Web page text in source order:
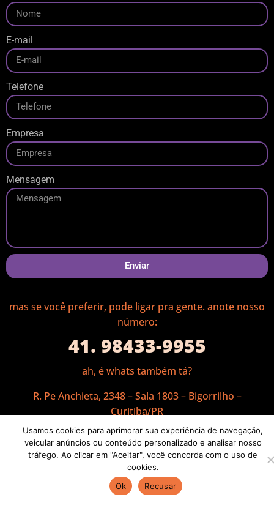
E-mail
Telefone
Empresa
Mensagem
Enviar
mas se você preferir, pode ligar pra gente. anote nosso
número:
41. 98433-9955
ah, é whats também tá?
R. Pe Anchieta, 2348 – Sala 1803 – Bigorrilho –
Curitiba/PR
Usamos cookies para aprimorar sua experiência de navegação,
veicular anúncios ou conteúdo personalizado e analisar nosso
tráfego. Ao clicar em "Aceitar", você concorda com o uso de
cookies.
Ok
Recusar